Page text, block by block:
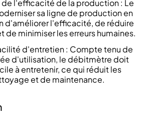
l'efficacité de la production : Le
sa ligne de production en
d'améliorer l'efficacité, de réduire
de minimiser les erreurs humaines.
d'entretien : Compte tenu de
d'utilisation, le débitmètre doit
à entretenir, ce qui réduit les
et de maintenance.